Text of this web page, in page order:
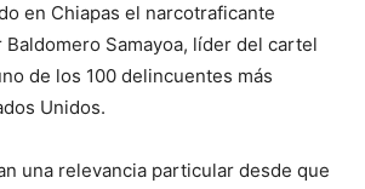
en Chiapas el narcotraficante
Samayoa, líder del cartel
de los 100 delincuentes más
Unidos.
una relevancia particular desde que